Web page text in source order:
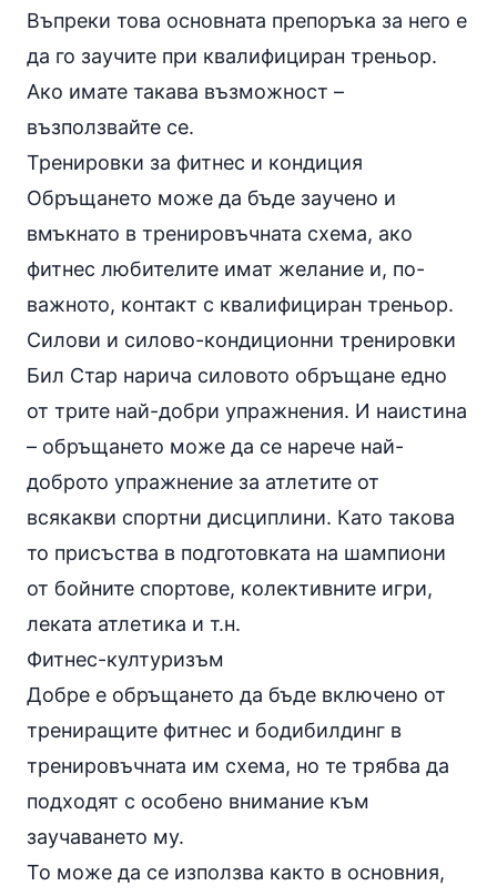
Въпреки това основната препоръка за него е
да го заучите при квалифициран треньор.
Ако имате такава възможност –
възползвайте се.
Тренировки за фитнес и кондиция
Обръщането може да бъде заучено и
вмъкнато в тренировъчната схема, ако
фитнес любителите имат желание и, по-
важното, контакт с квалифициран треньор.
Силови и силово-кондиционни тренировки
Бил Стар нарича силовото обръщане едно
от трите най-добри упражнения. И наистина
– обръщането може да се нарече най-
доброто упражнение за атлетите от
всякакви спортни дисциплини. Като такова
то присъства в подготовката на шампиони
от бойните спортове, колективните игри,
леката атлетика и т.н.
Фитнес-културизъм
Добре е обръщането да бъде включено от
трениращите фитнес и бодибилдинг в
тренировъчната им схема, но те трябва да
подходят с особено внимание към
заучаването му.
То може да се използва както в основния,